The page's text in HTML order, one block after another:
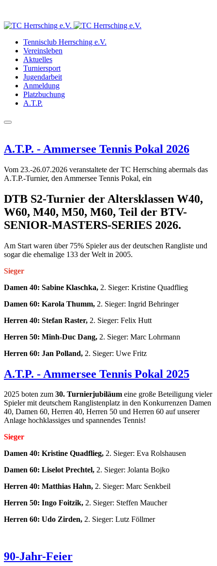
Tennisclub Herrsching e.V.
Vereinsleben
Aktuelles
Turniersport
Jugendarbeit
Anmeldung
Platzbuchung
A.T.P.
A.T.P. - Ammersee Tennis Pokal 2026
Vom 23.-26.07.2026 veranstaltete der TC Herrsching abermals das
A.T.P.-Turnier, den Ammersee Tennis Pokal, ein
DTB S2-Turnier der Altersklassen W40,
W60, M40, M50, M60, Teil der BTV-
SENIOR-MASTERS-SERIES 2026.
Am Start waren über 75% Spieler aus der deutschen Rangliste und
sogar die ehemalige 133 der Welt in 2005.
Sieger
Damen 40: Sabine Klaschka, 2. Sieger: Kristine Quadflieg
Damen 60: Karola Thumm, 2. Sieger: Ingrid Behringer
Herren 40: Stefan Raster, 2. Sieger: Felix Hutt
Herren 50: Minh-Duc Dang, 2. Sieger: Marc Lohrmann
Herren 60: Jan Polland, 2. Sieger: Uwe Fritz
A.T.P. - Ammersee Tennis Pokal 2025
2025 boten zum 30. Turnierjubiläum eine große Beteiligung vieler
Spieler mit deutschem Ranglistenplatz in den Konkurrenzen Damen
40, Damen 60, Herren 40, Herren 50 und Herren 60 auf unserer
Anlage hochklassiges und spannendes Tennis!
Sieger
Damen 40: Kristine Quadflieg, 2. Sieger: Eva Rolshausen
Damen 60: Liselot Prechtel, 2. Sieger: Jolanta Bojko
Herren 40: Matthias Hahn, 2. Sieger: Marc Senkbeil
Herren 50: Ingo Foitzik, 2. Sieger: Steffen Maucher
Herren 60: Udo Zirden, 2. Sieger: Lutz Föllmer
90-Jahr-Feier